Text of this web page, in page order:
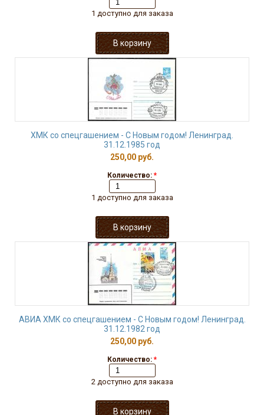
1 доступно для заказа
ХМК со спецгашением - С Новым годом! Ленинград.
31.12.1985 год
250,00 руб.
Количество: *
1 доступно для заказа
АВИА ХМК со спецгашением - С Новым годом! Ленинград.
31.12.1982 год
250,00 руб.
Количество: *
2 доступно для заказа